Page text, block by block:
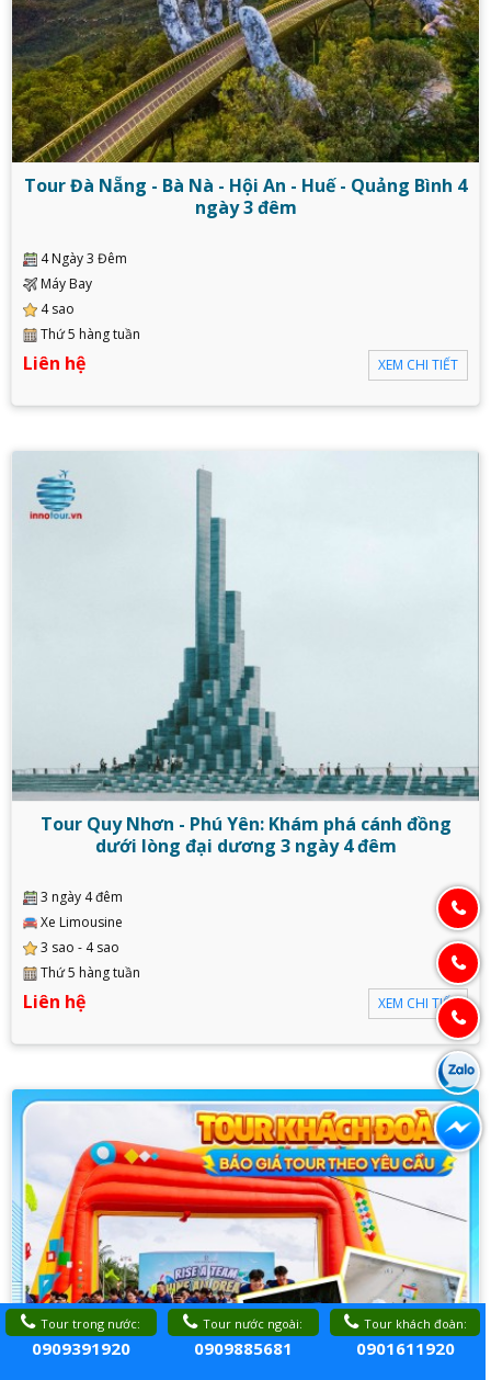
Tour Đà Nẵng - Bà Nà - Hội An - Huế - Quảng Bình 4
ngày 3 đêm
4 Ngày 3 Đêm
Máy Bay
4 sao
Thứ 5 hàng tuần
Liên hệ XEM CHI TIẾT
Tour Quy Nhơn - Phú Yên: Khám phá cánh đồng
dưới lòng đại dương 3 ngày 4 đêm
3 ngày 4 đêm
Xe Limousine
3 sao - 4 sao
Thứ 5 hàng tuần
Liên hệ XEM CHI TIẾT
Tour trong nước:
0909391920
Tour nước ngoài:
0909885681
Tour khách đoàn:
0901611920